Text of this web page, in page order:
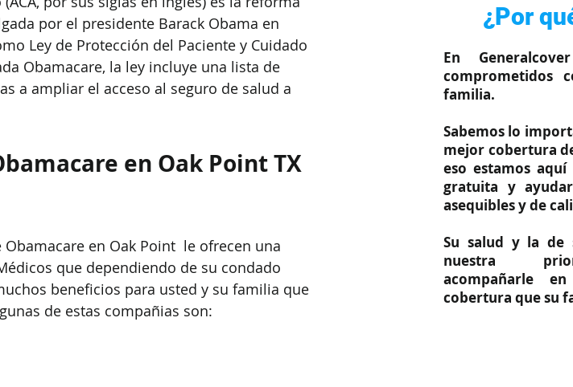
por el presidente Barack Obama en
Ley de Protección del Paciente y Cuidado
Obamacare, la ley incluye una lista de
a ampliar el acceso al seguro de salud a
en Oak Point TX
en Oak Point  le ofrecen una
que dependiendo de su condado
beneficios para usted y su familia que
de estas compañias son:
¿Por
En
comprometidos
familia.
Sabemos lo
mejor cobertura
eso estamos
gratuita y
asequibles y de
Su salud y la de
nuestra
acompañarle
cobertura que su